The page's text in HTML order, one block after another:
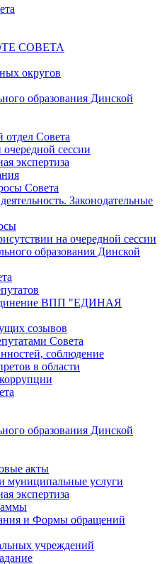
СОВЕТА
округов
образования Динской
Совета
сессии
экспертиза
Совета
Законодательные
на очередной сессии
образования Динской
ВПП "ЕДИНАЯ
созывов
Совета
соблюдение
в области
образования Динской
акты
муниципальные услуги
экспертиза
и Формы обращений
учреждений